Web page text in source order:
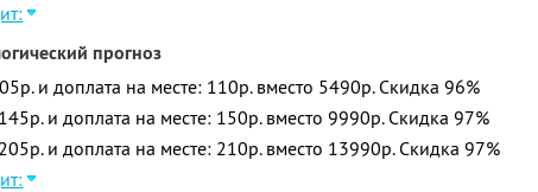
прогноз
и доплата на месте: 110р. вместо 5490р. Скидка 96%
и доплата на месте: 150р. вместо 9990р. Скидка 97%
и доплата на месте: 210р. вместо 13990р. Скидка 97%